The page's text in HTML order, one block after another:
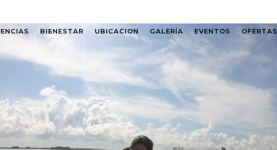
BIENESTAR UBICACION GALERÍA EVENTOS OFERTAS